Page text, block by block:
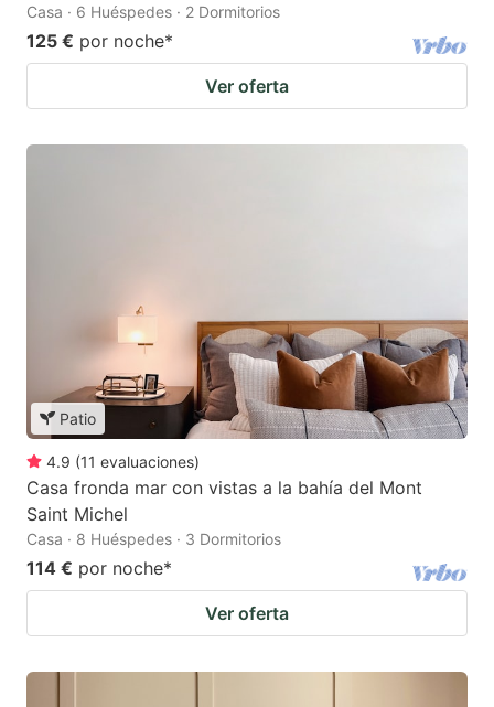
Casa · 6 Huéspedes · 2 Dormitorios
125 € por noche*
Ver oferta
Patio
4.9 (11 evaluaciones)
Casa fronda mar con vistas a la bahía del Mont
Saint Michel
Casa · 8 Huéspedes · 3 Dormitorios
114 € por noche*
Ver oferta